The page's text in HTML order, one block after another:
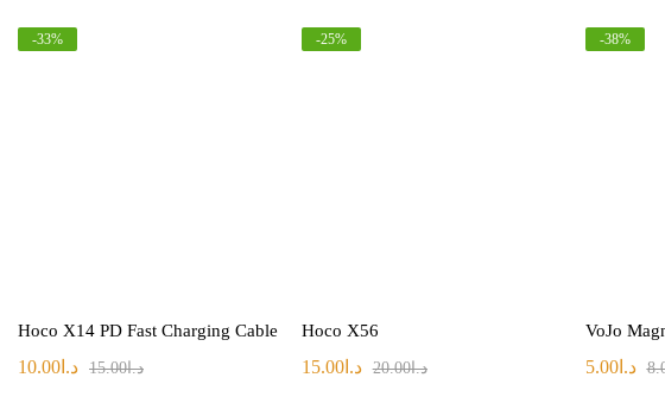
-33%
Hoco X14 PD Fast Charging Cable
د.ا15.00 د.ا 10.00
-25%
Hoco X56
د.ا20.00 د.ا15.00
-38%
VoJo
د.ا5.00